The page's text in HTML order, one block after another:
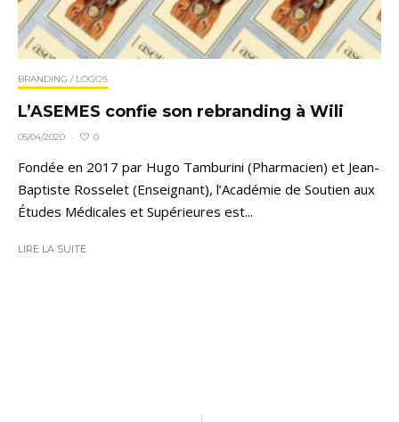
BRANDING / LOGOS
L’ASEMES confie son rebranding à Wili
05/04/2020 · 0
Fondée en 2017 par Hugo Tamburini (Pharmacien) et Jean-
Baptiste Rosselet (Enseignant), l’Académie de Soutien aux
Études Médicales et Supérieures est...
LIRE LA SUITE